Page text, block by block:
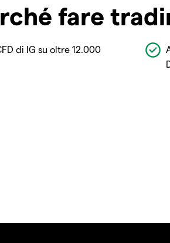
fare
di IG su oltre 12.000